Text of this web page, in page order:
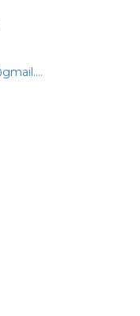
vazsquezproducciones@gmail.com